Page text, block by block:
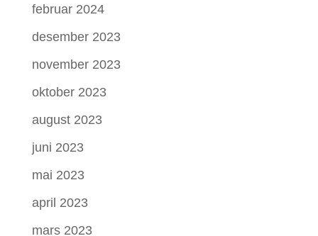
februar 2024
desember 2023
november 2023
oktober 2023
august 2023
juni 2023
mai 2023
april 2023
mars 2023